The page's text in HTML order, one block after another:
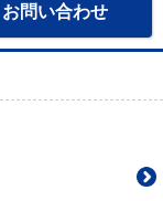
お問い合わせ